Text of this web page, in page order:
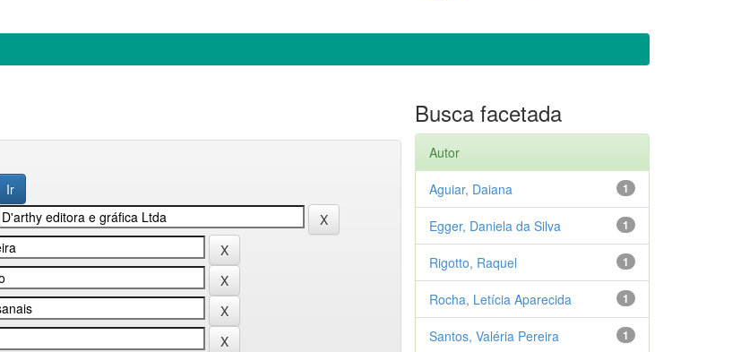
Busca facetada
Autor
1
Aguiar, Daiana
1
Egger, Daniela da Silva
1
Rigotto, Raquel
1
Rocha, Letícia Aparecida
1
Santos, Valéria Pereira